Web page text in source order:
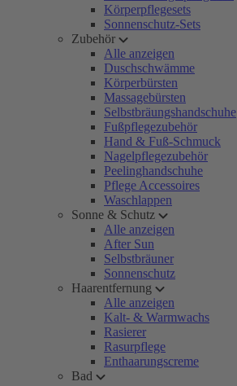
Körperpflegesets
Sonnenschutz-Sets
Zubehör
Alle anzeigen
Duschschwämme
Körperbürsten
Massagebürsten
Selbstbräungshandschuhe
Fußpflegezubehör
Hand & Fuß-Schmuck
Nagelpflegezubehör
Peelinghandschuhe
Pflege Accessoires
Waschlappen
Sonne & Schutz
Alle anzeigen
After Sun
Selbstbräuner
Sonnenschutz
Haarentfernung
Alle anzeigen
Kalt- & Warmwachs
Rasierer
Rasurpflege
Enthaarungscreme
Bad